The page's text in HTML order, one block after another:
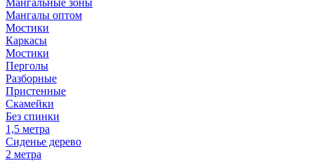
Мангальные зоны
Мангалы оптом
Мостики
Каркасы
Мостики
Перголы
Разборные
Пристенные
Скамейки
Без спинки
1,5 метра
Сиденье дерево
2 метра